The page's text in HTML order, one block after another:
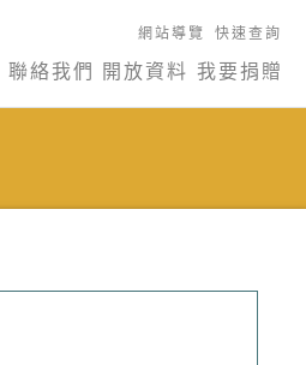
網站導覽 快速查詢
聯絡我們 開放資料 我要捐贈